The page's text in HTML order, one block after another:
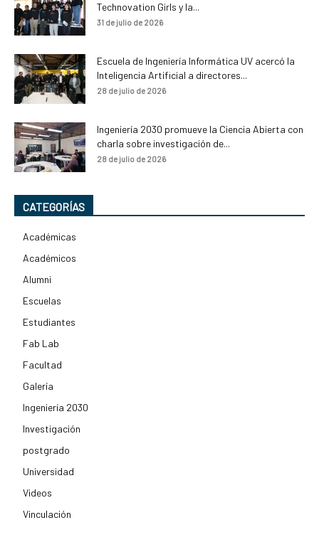
Technovation Girls y la...
31 de julio de 2026
Escuela de Ingeniería Informática UV acercó la
Inteligencia Artificial a directores...
28 de julio de 2026
Ingeniería 2030 promueve la Ciencia Abierta con
charla sobre investigación de...
28 de julio de 2026
CATEGORÍAS
Académicas
Académicos
Alumni
Escuelas
Estudiantes
Fab Lab
Facultad
Galería
Ingeniería 2030
Investigación
postgrado
Universidad
Videos
Vinculación